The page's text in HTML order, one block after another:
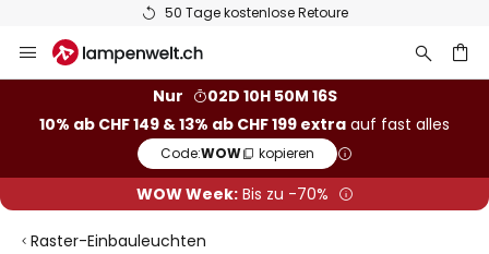
50 Tage kostenlose Retoure
Inhalt
Nur
02D 10H 50M 15S
10% ab CHF 149 & 13% ab CHF 199 extra auf fast alles
Code:WOW kopieren
WOW Week:Bis zu -70%
Raster-Einbauleuchten